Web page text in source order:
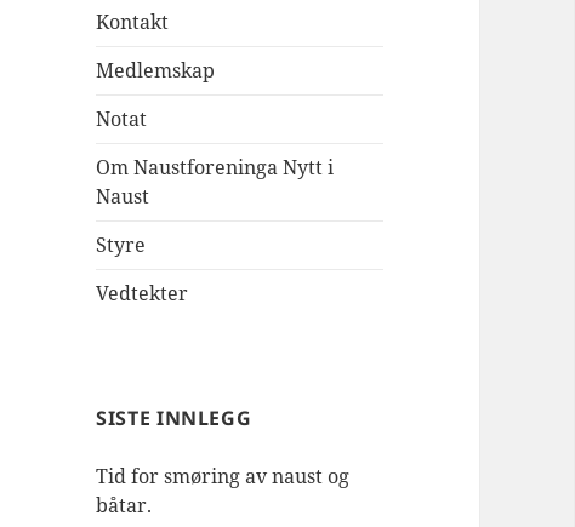
Kontakt
Medlemskap
Notat
Om Naustforeninga Nytt i
Naust
Styre
Vedtekter
SISTE INNLEGG
Tid for smøring av naust og
båtar.